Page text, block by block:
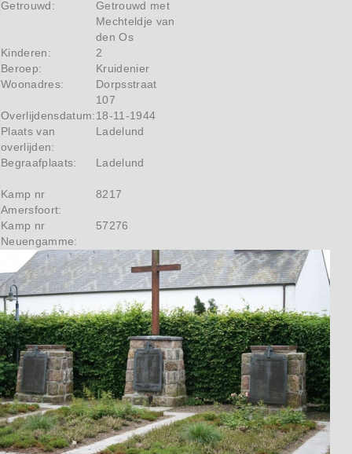
Getrouwd:
Getrouwd met
Mechteldje van
den Os
Kinderen:
2
Beroep:
Kruidenier
Woonadres:
Dorpsstraat
107
Overlijdensdatum:18-11-1944
Plaats van
overlijden:
Ladelund
Begraafplaats: Ladelund
Kamp nr
Amersfoort:
8217
Kamp nr
Neuengamme:
57276